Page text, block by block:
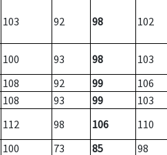
103 92 98 102
100 93 98
103
108 92 99
106
108 93 99
103
112 98 106
110
100 73 85
98